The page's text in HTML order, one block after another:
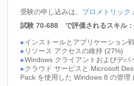
受験の申し込みは、 プロメトリック
試験 70-688 で評価されるスキル：
インストールとアプリケーション
リソース アクセスの維持 (27%)
Windows クライアントおよびデバ
クラウド サービスと Microsoft
Pack を使用した Windows 8 の管理